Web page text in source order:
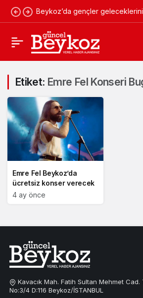
Beykoz’da gençler
Etiket: Emre Fel Konseri
Emre Fel Beykoz’da
ücretsiz konser verecek
4 ay önce
Kavacık Mah. Fatih Sultan Mehmet
No:3/4 D:116 Beykoz/İSTANBUL